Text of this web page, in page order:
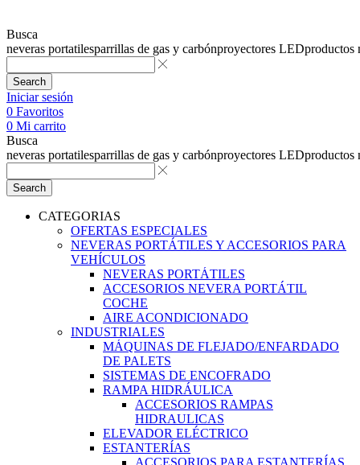
Busca
neveras portatilesparrillas de gas y carbónproyectores LEDproductos
Search
Iniciar sesión
0 Favoritos
0 Mi carrito
Busca
neveras portatilesparrillas de gas y carbónproyectores LEDproductos
Search
CATEGORIAS
OFERTAS ESPECIALES
NEVERAS PORTÁTILES Y ACCESORIOS PARA
VEHÍCULOS
NEVERAS PORTÁTILES
ACCESORIOS NEVERA PORTÁTIL
COCHE
AIRE ACONDICIONADO
INDUSTRIALES
MÁQUINAS DE FLEJADO/ENFARDADO
DE PALETS
SISTEMAS DE ENCOFRADO
RAMPA HIDRÁULICA
ACCESORIOS RAMPAS
HIDRAULICAS
ELEVADOR ELÉCTRICO
ESTANTERÍAS
ACCESORIOS PARA ESTANTERÍAS